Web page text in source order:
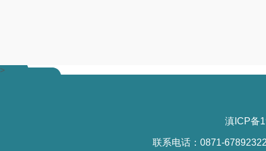
>
滇ICP备
联系电话：0871-